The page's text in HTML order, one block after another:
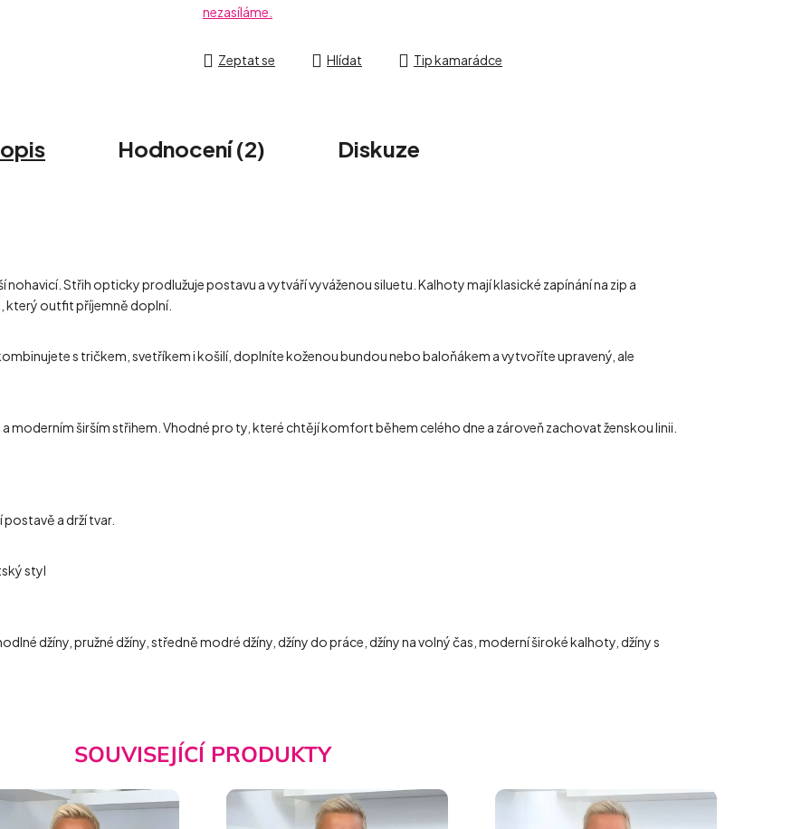
nezasíláme.
Zeptat se Hlídat Tip kamarádce
Hodnocení (2) Diskuze
nohavicí. Střih opticky prodlužuje postavu a vytváří vyváženou siluetu. Kalhoty mají klasické zapínání na zip a
který outfit příjemně doplní.
s tričkem, svetříkem i košilí, doplníte koženou bundou nebo baloňákem a vytvoříte upravený, ale
moderním širším střihem. Vhodné pro ty, které chtějí komfort během celého dne a zároveň zachovat ženskou linii.
a drží tvar.
styl
džíny, pružné džíny, středně modré džíny, džíny do práce, džíny na volný čas, moderní široké kalhoty, džíny s
SOUVISEJÍCÍ PRODUKTY